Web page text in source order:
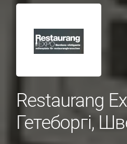
Restaurang
Гетеборгі,